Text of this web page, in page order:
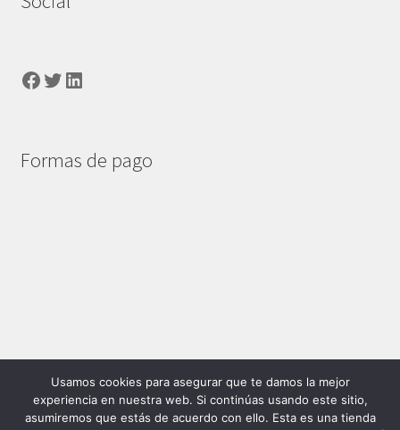
Facebook
Twitter
LinkedIn
Formas de pago
© Mexshop 2026
Privacidad
Construido con WooCommerce.
Usamos cookies para asegurar que te damos la mejor
experiencia en nuestra web. Si continúas usando este sitio,
asumiremos que estás de acuerdo con ello. Esta es una tienda